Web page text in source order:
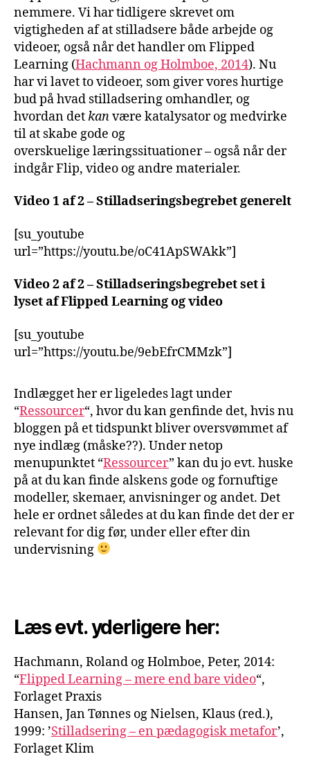
nemmere. Vi har tidligere skrevet om
vigtigheden af at stilladsere både arbejde og
videoer, også når det handler om Flipped
Learning (Hachmann og Holmboe, 2014). Nu
har vi lavet to videoer, som giver vores hurtige
bud på hvad stilladsering omhandler, og
hvordan detkanvære katalysator og medvirke
til at skabe gode og
overskuelige læringssituationer – også når der
indgår Flip, video og andre materialer.
Video 1 af 2 – Stilladseringsbegrebet generelt
[su_youtube
url=”https://youtu.be/oC41ApSWAkk”]
Video 2 af 2 – Stilladseringsbegrebet set i
lyset af Flipped Learning og video
[su_youtube
url=”https://youtu.be/9ebEfrCMMzk”]
Indlægget her er ligeledes lagt under
“Ressourcer“, hvor du kan genfinde det, hvis nu
bloggen på et tidspunkt bliver oversvømmet af
nye indlæg (måske??). Under netop
menupunktet “Ressourcer” kan du jo evt. huske
på at du kan finde alskens gode og fornuftige
modeller, skemaer, anvisninger og andet. Det
hele er ordnet således at du kan finde det der er
relevant for dig før, under eller efter din
undervisning
Læs evt. yderligere her:
Hachmann, Roland og Holmboe, Peter, 2014:
“Flipped Learning – mere end bare video“,
Forlaget Praxis
Hansen, Jan Tønnes og Nielsen, Klaus (red.),
1999: ’Stilladsering – en pædagogisk metafor’,
Forlaget Klim